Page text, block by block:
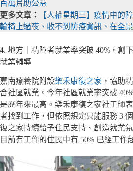
百萬片助公益
更多文章：
【人權星期三】疫情中的
輪椅上過夜、收不到防疫資訊、在全
4. 地方｜精障者就業率突破 40%，創
就業輔導
嘉南療養院附設樂禾康復之家 ，協助
合社區就業。今年社區就業率突破
是歷年來最高。樂禾康復之家社工師
者找到工作，但依照規定只能服務 3
復之家持續給予住民支持、創造就業
目前有工作的住民中有 50% 已經工作